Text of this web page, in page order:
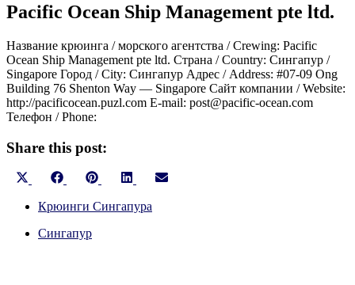
Pacific Ocean Ship Management pte ltd.
Название крюинга / морского агентства / Crewing: Pacific
Ocean Ship Management pte ltd. Страна / Country: Сингапур /
Singapore Город / City: Сингапур Адрес / Address: #07-09 Ong
Building 76 Shenton Way — Singapore Сайт компании / Website:
http://pacificocean.puzl.com E-mail: post@pacific-ocean.com
Телефон / Phone:
Share this post:
Share
X
Share
Facebook
Share
Pinterest
Share
LinkedIn
Крюинги Сингапура
Сингапур